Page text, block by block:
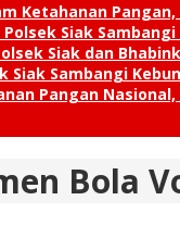
Ketahanan
Polsek Siak
Siak dan
Siak Sambangi
Pangan
Bola